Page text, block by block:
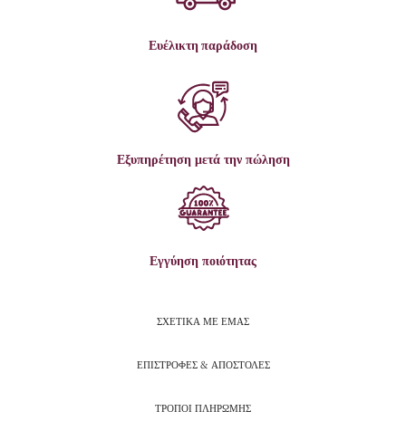
Ευέλικτη παράδοση
Εξυπηρέτηση μετά την πώληση
Εγγύηση ποιότητας
ΣΧΕΤΙΚΑ ΜΕ ΕΜΑΣ
ΕΠΙΣΤΡΟΦΕΣ & ΑΠΟΣΤΟΛΕΣ
ΤΡΟΠΟΙ ΠΛΗΡΩΜΗΣ